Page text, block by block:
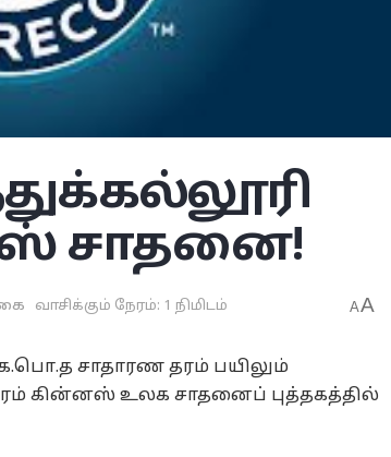
சாதனை!
வாசிக்கும் நேரம்: 1 நிமிடம் AA
சாதாரண தரம் பயிலும்
கின்னஸ் உலக சாதனைப் புத்தகத்தில்